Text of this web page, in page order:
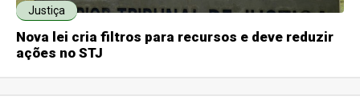
Justiça
Nova lei cria filtros para recursos e deve reduzir
ações no STJ